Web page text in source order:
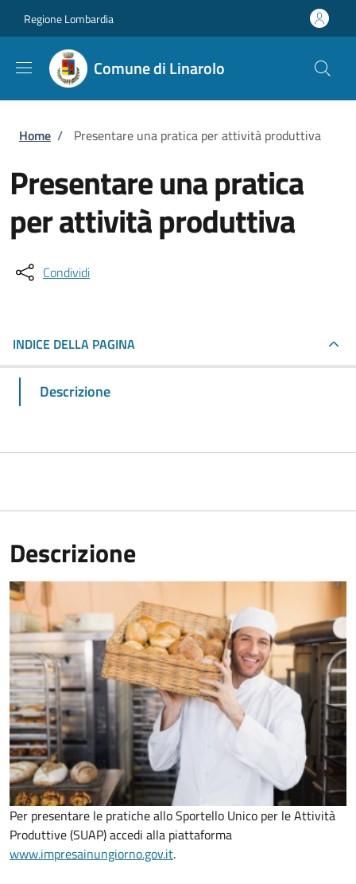
Regione Lombardia
Comune di Linarolo
Briciole di pane
Home / Presentare una pratica per attività produttiva
Presentare una pratica
per attività produttiva
Condividi
INDICE DELLA PAGINA
Descrizione
Descrizione
Per presentare le pratiche allo Sportello Unico per le Attività
Produttive (SUAP) accedi alla piattaforma
www.impresainungiorno.gov.it.